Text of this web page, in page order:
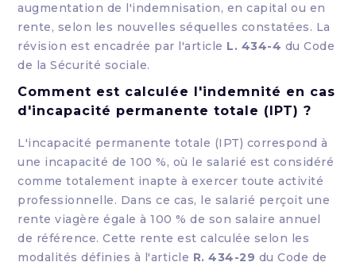
augmentation de l'indemnisation, en capital ou en
rente, selon les nouvelles séquelles constatées. La
révision est encadrée par l'article L. 434-4 du Code
de la Sécurité sociale.
Comment est calculée l'indemnité en cas
d'incapacité permanente totale (IPT) ?
L'incapacité permanente totale (IPT) correspond à
une incapacité de 100 %, où le salarié est considéré
comme totalement inapte à exercer toute activité
professionnelle. Dans ce cas, le salarié perçoit une
rente viagère égale à 100 % de son salaire annuel
de référence. Cette rente est calculée selon les
modalités définies à l'article R. 434-29 du Code de